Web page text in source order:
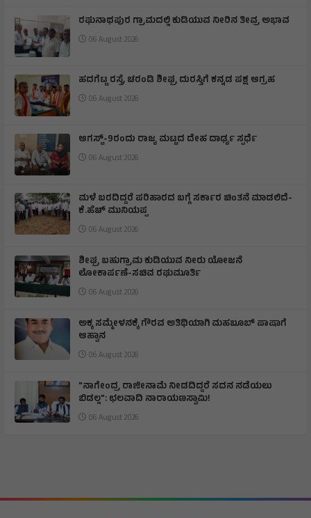
ರಘುನಾಥಪುರ ಗ್ರಾಮದಲ್ಲಿ ಕುಡಿಯುವ ನೀರಿನ ತೀವ್ರ ಅಭಾವ
06 August 2026
ಹದಗೆಟ್ಟ ರಸ್ತೆ, ಚರಂಡಿ ಶೀಘ್ರ ದುರಸ್ತಿಗೆ ಕನ್ನಡ ಪಕ್ಷ ಆಗ್ರಹ
06 August 2026
ಆಗಸ್ಟ್-9ರಂದು ರಾಜ್ಯ ಮಟ್ಟದ ದೇಹ ದಾರ್ಢ್ಯ ಸ್ಪರ್ಧೆ
06 August 2026
ಮಳೆ ಬರದಿದ್ದರೆ ಪರಿಹಾರದ ಬಗ್ಗೆ ಸರ್ಕಾರ ಚಿಂತನೆ ಮಾಡಲಿದೆ-
ಕೆ.ಹೆಚ್ ಮುನಿಯಪ್ಪ
06 August 2026
ಶೀಘ್ರ ಬಹುಗ್ರಾಮ ಕುಡಿಯುವ ನೀರು ಯೋಜನೆ
ಲೋಕಾರ್ಪಣೆ-ಸಚಿವ ರಘುಮೂರ್ತಿ
06 August 2026
ಅಕ್ಕ ಸಮ್ಮೇಳನಕ್ಕೆ ಗೌರವ ಅತಿಥಿಯಾಗಿ ಮಹಬೂಬ್ ಪಾಷಾಗೆ
ಆಹ್ವಾನ
06 August 2026
"ನಾಗೇಂದ್ರ ರಾಜೀನಾಮೆ ನೀಡದಿದ್ದರೆ ಸದನ ನಡೆಯಲು
ಬಿಡಲ್ಲ": ಛಲವಾದಿ ನಾರಾಯಣಸ್ವಾಮಿ!
06 August 2026